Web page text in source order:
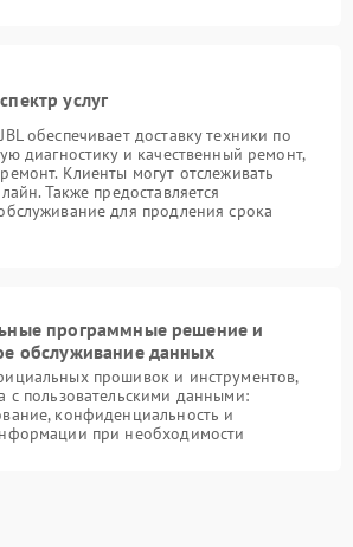
услуг
обеспечивает доставку техники по
диагностику и качественный ремонт,
Клиенты могут отслеживать
Также предоставляется
для продления срока
программные решение и
обслуживание данных
прошивок и инструментов,
с пользовательскими данными:
конфиденциальность и
при необходимости